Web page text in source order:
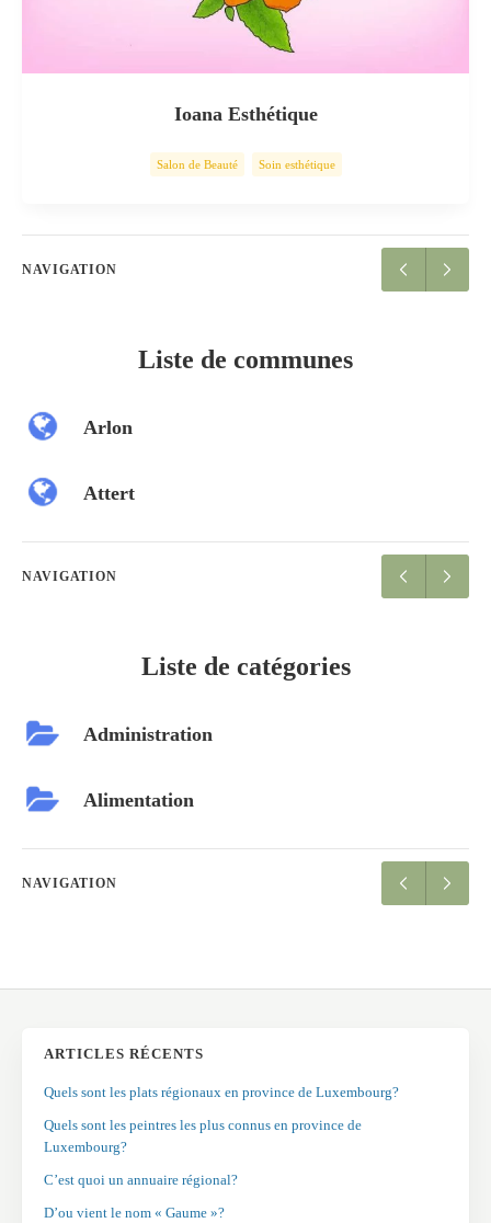
Ioana Esthétique
Salon de Beauté Soin esthétique
NAVIGATION
Liste de communes
Arlon
Attert
NAVIGATION
Liste de catégories
Administration
Alimentation
NAVIGATION
ARTICLES RÉCENTS
Quels sont les plats régionaux en province de Luxembourg?
Quels sont les peintres les plus connus en province de
Luxembourg?
C’est quoi un annuaire régional?
D’ou vient le nom « Gaume »?